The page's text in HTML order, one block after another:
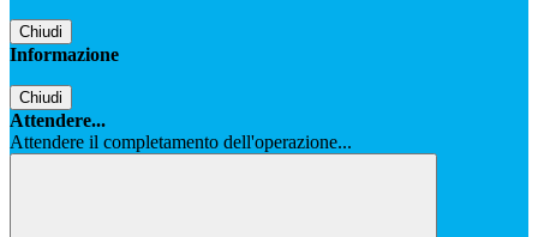
Chiudi
Informazione
Chiudi
Attendere...
Attendere il completamento dell'operazione...